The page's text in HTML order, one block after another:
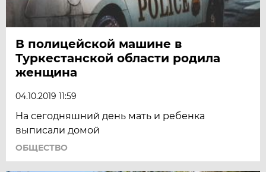
В полицейской машине в
Туркестанской области родила
женщина
04.10.2019 11:59
На сегодняшний день мать и ребенка
выписали домой
ОБЩЕСТВО